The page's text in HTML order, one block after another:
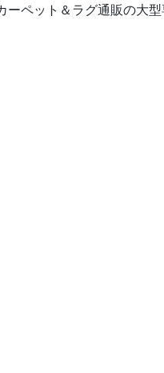
ーペット＆ラグ通販の大